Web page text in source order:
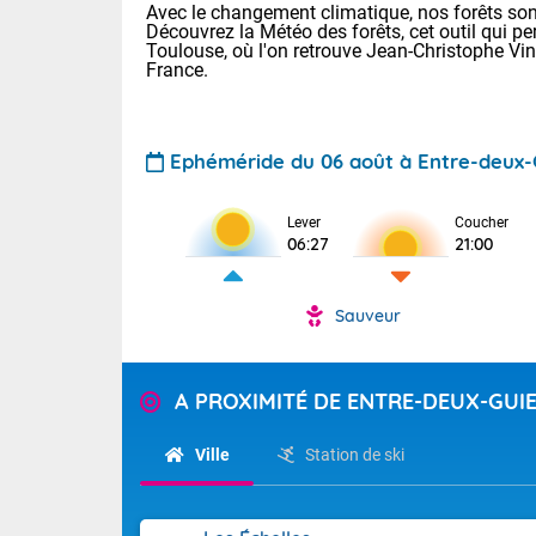
Pour la
Tendance
Avec le changement climatique, nos forêts
Découvrez la Météo des forêts, cet outil qui
Toulouse, où l'on retrouve Jean-Christophe
France.
Ephéméride du 06 août à Entre-deux-
Lever
06:27
Coucher
21:00
Sauveur
A PROXIMITÉ DE ENTRE-DEUX-
Ville Station de ski
Voici les
: 18/23 Paris
Clermont-
Lille : 19/24
Cet après-
Risque
Sur le Sud-